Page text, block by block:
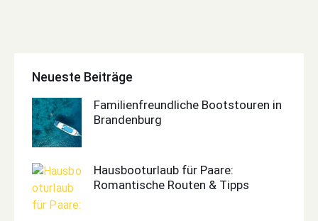
Neueste Beiträge
Familienfreundliche Bootstouren in
Brandenburg
Hausbooturlaub für Paare:
Romantische Routen & Tipps